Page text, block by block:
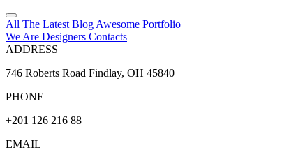
All The Latest Blog Awesome Portfolio
We Are Designers Contacts
ADDRESS
746 Roberts Road Findlay, OH 45840
PHONE
+201 126 216 88
EMAIL